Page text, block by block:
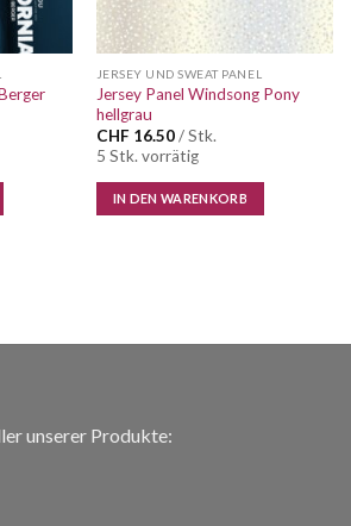
JERSEY UND SWEAT PANEL
Jersey Panel Windsong Pony
hellgrau
CHF 16.50/ Stk.
5 Stk. vorrätig
IN DEN WARENKORB
unserer Produkte: